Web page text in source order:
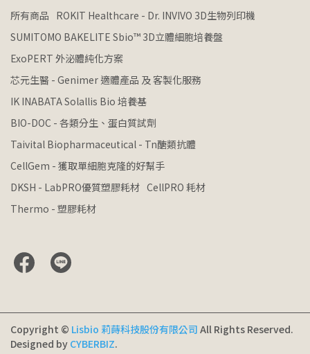
所有商品 ROKIT Healthcare - Dr. INVIVO 3D生物列印機
SUMITOMO BAKELITE Sbio™ 3D立體細胞培養盤
ExoPERT 外泌體純化方案
芯元生醫 - Genimer 適體產品 及 客製化服務
IK INABATA Solallis Bio 培養基
BIO-DOC - 各類分生、蛋白質試劑
Taivital Biopharmaceutical - Tn醣類抗體
CellGem - 獲取單細胞克隆的好幫手
DKSH - LabPRO優質塑膠耗材 CellPRO 耗材
Thermo - 塑膠耗材
Copyright © Lisbio 莉蒔科技股份有限公司 All Rights Reserved.
Designed by CYBERBIZ.